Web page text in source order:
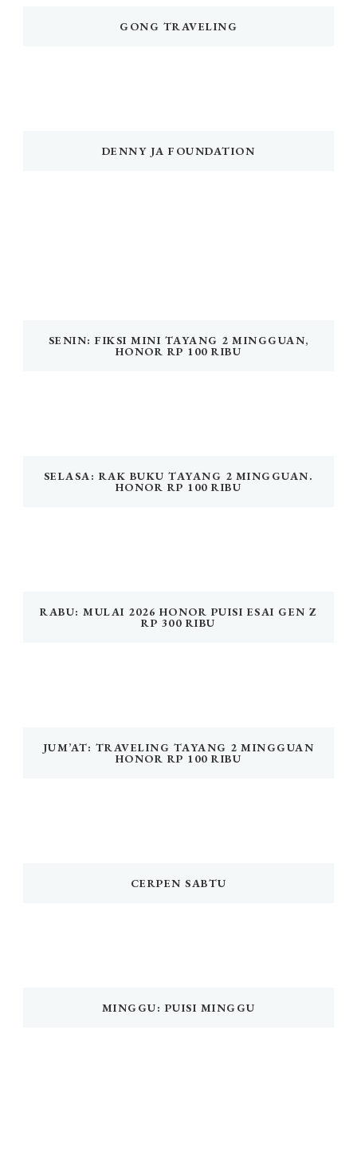
GONG TRAVELING
DENNY JA FOUNDATION
SENIN: FIKSI MINI TAYANG 2 MINGGUAN,
HONOR RP 100 RIBU
SELASA: RAK BUKU TAYANG 2 MINGGUAN.
HONOR RP 100 RIBU
RABU: MULAI 2026 HONOR PUISI ESAI GEN Z
RP 300 RIBU
JUM’AT: TRAVELING TAYANG 2 MINGGUAN
HONOR RP 100 RIBU
CERPEN SABTU
MINGGU: PUISI MINGGU